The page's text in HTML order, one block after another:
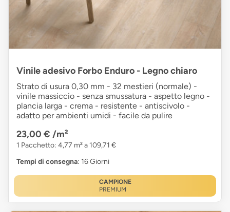
Vinile adesivo Forbo Enduro - Legno chiaro
Strato di usura 0,30 mm - 32 mestieri (normale) -
vinile massiccio - senza smussatura - aspetto legno -
plancia larga - crema - resistente - antiscivolo -
adatto per ambienti umidi - facile da pulire
23,00 € /m²
1 Pacchetto: 4,77 m² a 109,71 €
Tempi di consegna: 16 Giorni
CAMPIONE
PREMIUM